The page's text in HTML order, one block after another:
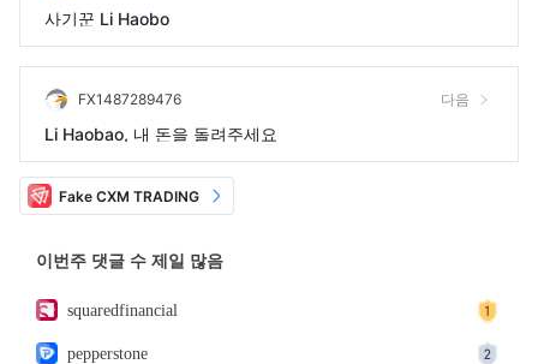
사기꾼 Li Haobo
FX1487289476 다음
Li Haobao, 내 돈을 돌려주세요
Fake CXM TRADING
이번주 댓글 수 제일 많음
squaredfinancial
pepperstone